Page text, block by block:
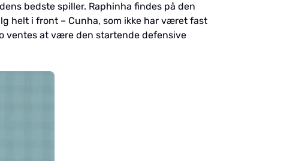
bedste spiller. Raphinha findes på den
helt i front – Cunha, som ikke har været fast
ventes at være den startende defensive